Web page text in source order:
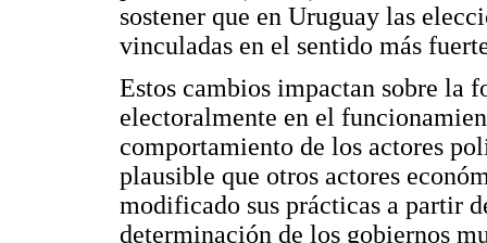
sostener que en Uruguay las
vinculadas en el sentido más
Estos cambios impactan sobre la
electoralmente en el
comportamiento de los actores
plausible que otros actores
modificado sus prácticas a partir
determinación de los gobiernos